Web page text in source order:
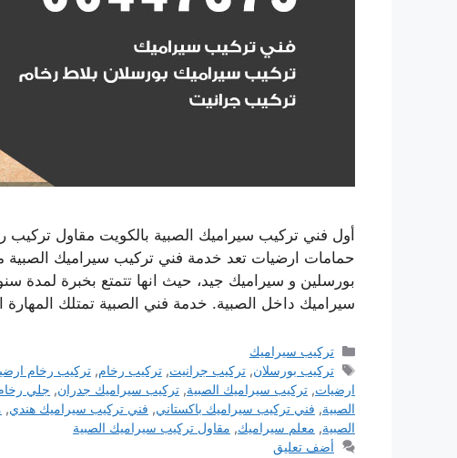
أول فني تركيب سيراميك الصبية بالكويت مقاول
حمامات ارضيات تعد خدمة فني تركيب سيراميك
بورسلين و سيراميك جيد، حيث انها تتمتع بخبرة لمدة
سيراميك داخل الصبية. خدمة فني الصبية تمتلك المهارة
التصنيفات
تركيب سيراميك
الوسوم
تركيب بورسلان,تركيب جرانيت,تركيب رخام,تركيب رخام
ارضيات, تركيب سيراميك الصبية, تركيب سيراميك جدران, جلي
الصبية, فني تركيب سيراميك باكستاني, فني تركيب سيراميك هندي,
الصبية, معلم سيراميك, مقاول تركيب سيراميك الصبية
أضف تعليق